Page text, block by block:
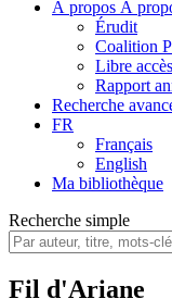
À propos À
Érudit
Coalition
Libre accès
Rapport
Recherche
FR
Français
English
Ma bibliothèque
Recherche simple
Fil d'Ariane